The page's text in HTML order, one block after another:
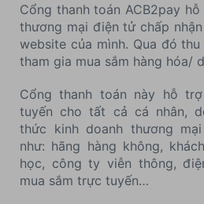
Cổng thanh toán ACB2pay
thương mại điện tử chấp
website của mình. Qua đó
tham gia mua sắm hàng hóa/
Cổng thanh toán này hỗ
tuyến cho tất cả cá nhân,
thức kinh doanh thương
như: hãng hàng không,
học, công ty viễn thông,
mua sắm trực tuyến…